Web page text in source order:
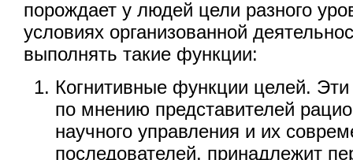
порождает у людей цели разного
условиях организованной
выполнять такие функции:
Когнитивные функции целей.
по мнению представителей
научного управления и их
последователей, принадлежит